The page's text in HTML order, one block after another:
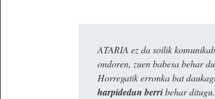
ATARIA ez da soilik
ondoren, zuen babesa behar
Horregatik erronka bat
harpidedun berribehar ditugu.